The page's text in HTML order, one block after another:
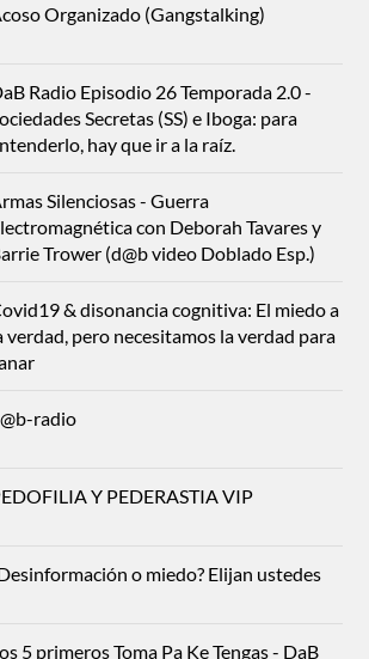
Organizado (Gangstalking)
Radio Episodio 26 Temporada 2.0 -
Secretas (SS) e Iboga: para
hay que ir a la raíz.
Silenciosas - Guerra
con Deborah Tavares y
Trower (d@b video Doblado Esp.)
& disonancia cognitiva: El miedo a
verdad, pero necesitamos la verdad para
radio
Y PEDERASTIA VIP
o miedo? Elijan ustedes
5 primeros Toma Pa Ke Tengas - DaB